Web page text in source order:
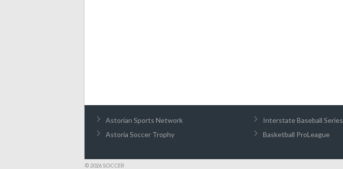
Astorian Sports Network
Astoria Soccer Trophy
Interstate Baseball Series
Basketball ProLeague
© 2026 SOCCER